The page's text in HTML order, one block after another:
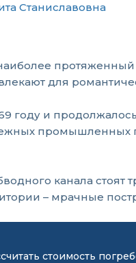
Станиславовна
для
году и
промышленных
канала
– мрачные
стоимость